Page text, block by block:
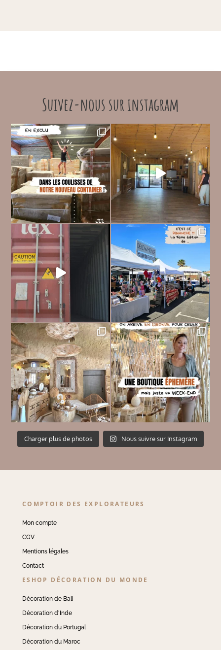
Suivez-nous sur instagram
Charger plus de photos Nous suivre sur Instagram
COMPTOIR DES EXPLORATEURS
Mon compte
CGV
Mentions légales
Contact
ESHOP DÉCORATION DU MONDE
Décoration de Bali
Décoration d'Inde
Décoration du Portugal
Décoration du Maroc